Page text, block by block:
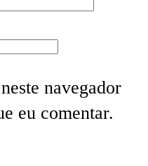
navegador
eu comentar.